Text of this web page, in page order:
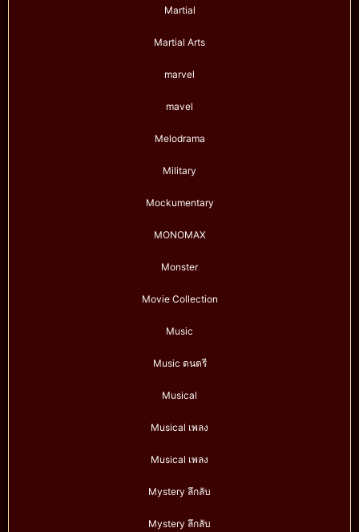
Martial
Martial Arts
marvel
mavel
Melodrama
Military
Mockumentary
MONOMAX
Monster
Movie Collection
Music
Music ดนตรี
Musical
Musical เพลง
Musical เพลง
Mystery ลึกลับ
Mystery ลึกลับ